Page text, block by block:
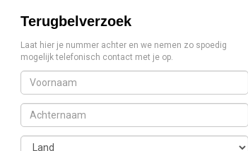
Terugbelverzoek
Laat hier je nummer achter en we nemen zo spoedig
mogelijk telefonisch contact met je op.